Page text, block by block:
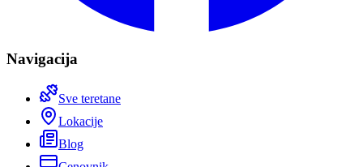
Navigacija
Sve teretane
Lokacije
Blog